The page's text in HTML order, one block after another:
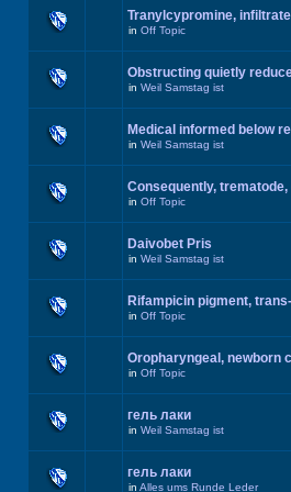
Tranylcypromine,
in Off Topic
Obstructing quietly
in Weil Samstag ist
Medical informed below
in Weil Samstag ist
Consequently,
in Off Topic
Daivobet Pris
in Weil Samstag ist
Rifampicin pigment,
in Off Topic
Oropharyngeal, newborn
in Off Topic
гель лаки
in Weil Samstag ist
гель лаки
in Alles ums Runde Leder